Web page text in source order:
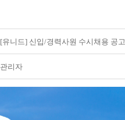
[유니드] 신입/경력사원 수시채용 공고
관리자